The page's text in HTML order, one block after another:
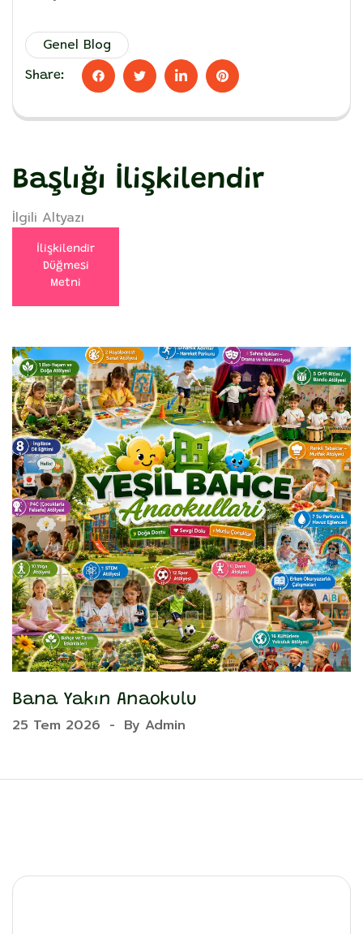
Genel Blog
Share:
Başlığı İlişkilendir
İlgili Altyazı
İlişkilendir
Düğmesi
Metni
Bana Yakın Anaokulu
25 Tem 2026 - By Admin